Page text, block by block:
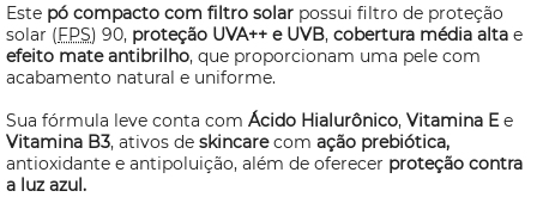
Este pó compacto com filtro solar possui filtro de proteção
solar (FPS) 90, proteção UVA++ e UVB, cobertura média alta e
efeito mate antibrilho, que proporcionam uma pele com
acabamento natural e uniforme.
Sua fórmula leve conta com Ácido Hialurônico, Vitamina E e
Vitamina B3, ativos de skincarecom ação prebiótica,
antioxidante e antipoluição, além de oferecer proteção contra
a luz azul.